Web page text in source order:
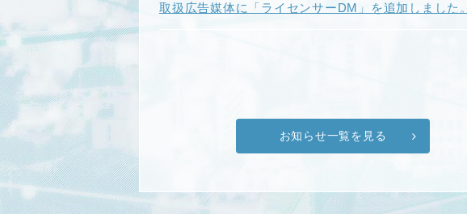
取扱広告媒体に「ライセンサーDM」を追加しました。
お知らせ一覧を見る